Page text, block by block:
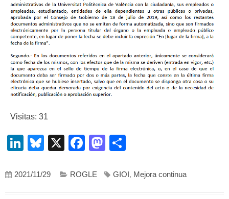
Visitas: 31
LinkedIn
Bluesky
X Facebook
Mastodon
2021/11/29 ROGLE GIOI , Mejora continua